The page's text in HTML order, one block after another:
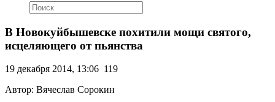
В Новокуйбышевске похитили мощи святого,
исцеляющего от пьянства
19 декабря 2014, 13:06 119
Автор: Вячеслав Сорокин